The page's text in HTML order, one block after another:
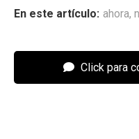
ahora,
Click para